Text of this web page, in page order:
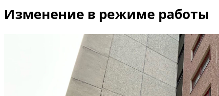
Изменение в режиме работы